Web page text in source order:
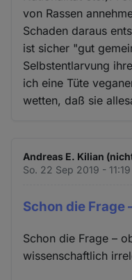
von Rassen
Schaden daraus
ist sicher "gut
Selbstentlarvung
ich eine Tüte
wetten, daß sie
Andreas E. Kilian
So. 22 Sep 2019 - 11:19
Schon die Frage
Schon die Frage –
wissenschaftlich